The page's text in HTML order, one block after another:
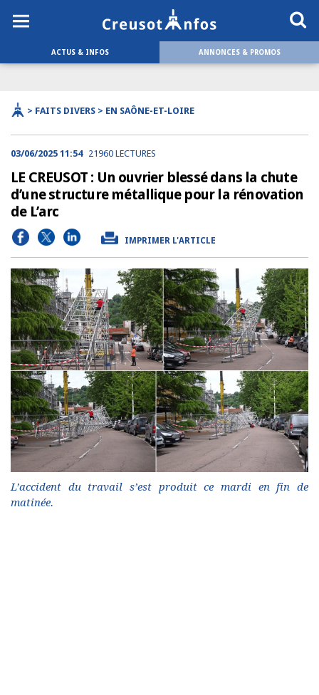
ACTUS & INFOS ANNONCES & PROMOS
> FAITS DIVERS > EN SAÔNE-ET-LOIRE
03/06/2025 11:54 21960 LECTURES
LE CREUSOT : Un ouvrier blessé dans la chute
d’une structure métallique pour la rénovation
de L’arc
IMPRIMER L'ARTICLE
L’accident du travail s’est produit ce mardi en fin de
matinée.